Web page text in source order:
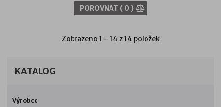
POROVNAT ( 0 )
Zobrazeno 1 – 14 z 14 položek
KATALOG
Výrobce